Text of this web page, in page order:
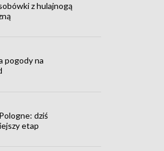
z hulajnogą
pogody na
dziś
etap